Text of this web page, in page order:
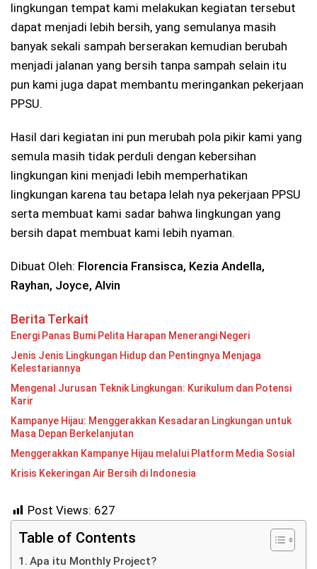
lingkungan tempat kami melakukan kegiatan tersebut
dapat menjadi lebih bersih, yang semulanya masih
banyak sekali sampah berserakan kemudian berubah
menjadi jalanan yang bersih tanpa sampah selain itu
pun kami juga dapat membantu meringankan pekerjaan
PPSU.
Hasil dari kegiatan ini pun merubah pola pikir kami yang
semula masih tidak perduli dengan kebersihan
lingkungan kini menjadi lebih memperhatikan
lingkungan karena tau betapa lelah nya pekerjaan PPSU
serta membuat kami sadar bahwa lingkungan yang
bersih dapat membuat kami lebih nyaman.
Dibuat Oleh: Florencia Fransisca, Kezia Andella,
Rayhan, Joyce, Alvin
Berita Terkait
Energi Panas Bumi Pelita Harapan Menerangi Negeri
Jenis Jenis Lingkungan Hidup dan Pentingnya Menjaga
Kelestariannya
Mengenal Jurusan Teknik Lingkungan: Kurikulum dan Potensi
Karir
Kampanye Hijau: Menggerakkan Kesadaran Lingkungan untuk
Masa Depan Berkelanjutan
Menggerakkan Kampanye Hijau melalui Platform Media Sosial
Krisis Kekeringan Air Bersih di Indonesia
Post Views: 627
Table of Contents
Apa itu Monthly Project?